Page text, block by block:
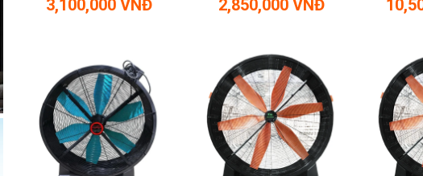
3,100,000 VNĐ 2,850,000 VNĐ